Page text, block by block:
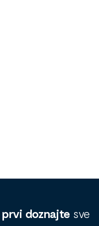
prvi doznajte sve